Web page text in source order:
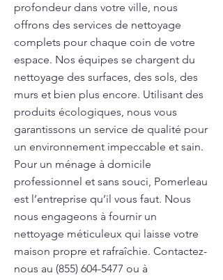
profondeur dans votre ville, nous
offrons des services de nettoyage
complets pour chaque coin de votre
espace. Nos équipes se chargent du
nettoyage des surfaces, des sols, des
murs et bien plus encore. Utilisant des
produits écologiques, nous vous
garantissons un service de qualité pour
un environnement impeccable et sain.
Pour un ménage à domicile
professionnel et sans souci, Pomerleau
est l’entreprise qu’il vous faut. Nous
nous engageons à fournir un
nettoyage méticuleux qui laisse votre
maison propre et rafraîchie. Contactez-
nous au (855) 604-5477 ou à